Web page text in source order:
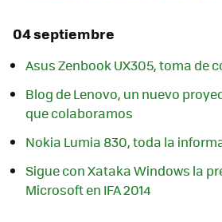
04 septiembre
Asus Zenbook UX305, toma de
Blog de Lenovo, un nuevo
que colaboramos
Nokia Lumia 830, toda la
Sigue con Xataka Windows la
Microsoft en IFA 2014